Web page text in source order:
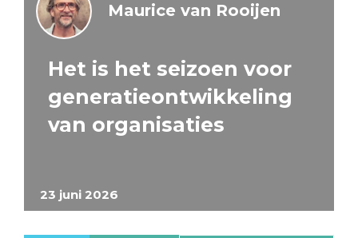
23 juni 2026
Maurice van Rooijen
Het is het seizoen voor
generatieontwikkeling
van organisaties